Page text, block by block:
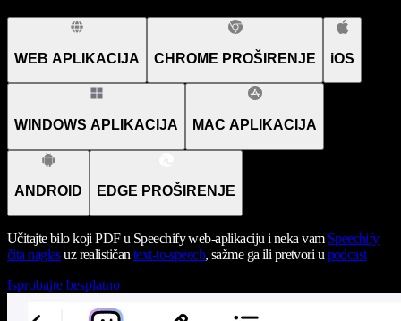
WEB APLIKACIJA CHROME PROŠIRENJE iOS
WINDOWS APLIKACIJA MAC APLIKACIJA
ANDROID EDGE PROŠIRENJE
Učitajte bilo koji PDF u Speechify web-aplikaciju i neka vam Speechify
čita naglasuz realističan text-to-speech, sažme ga ili pretvori u podcast
Isprobajte besplatno